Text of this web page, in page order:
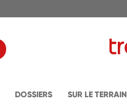
DOSSIERS SUR LE TERRAIN